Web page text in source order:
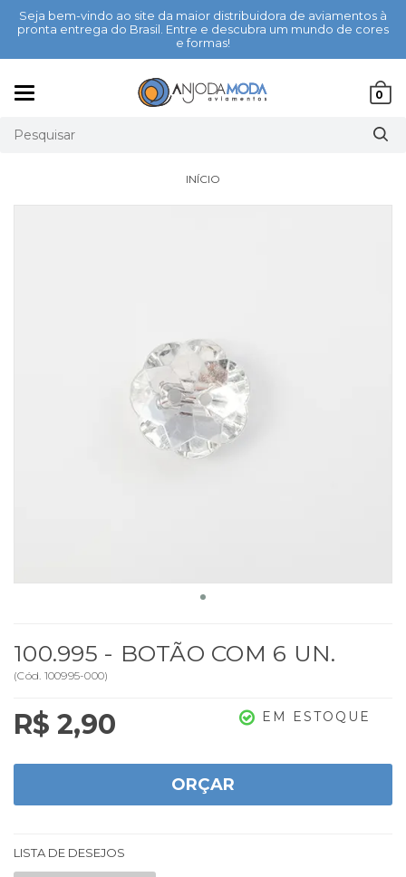
Seja bem-vindo ao site da maior distribuidora de aviamentos à
pronta entrega do Brasil. Entre e descubra um mundo de cores
e formas!
0
INÍCIO
100.995 - BOTÃO COM 6 UN.
(Cód. 100995-000)
R$ 2,90 EM ESTOQUE
ORÇAR
LISTA DE DESEJOS